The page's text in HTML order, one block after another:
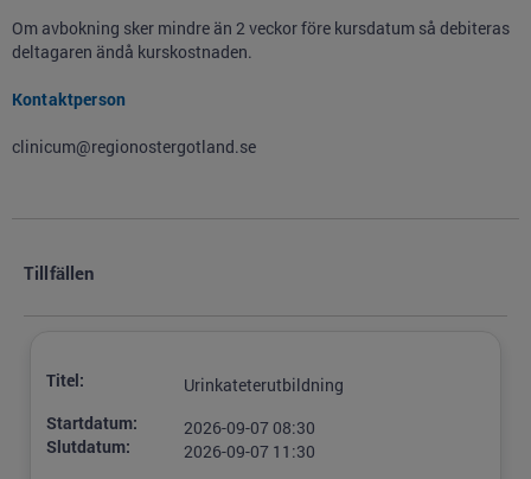
Om avbokning sker mindre än 2 veckor före kursdatum så debiteras
deltagaren ändå kurskostnaden.
Kontaktperson
clinicum@regionostergotland.se
Tillfällen
Titel:
Urinkateterutbildning
Startdatum:
Slutdatum:
2026-09-07 08:30
2026-09-07 11:30